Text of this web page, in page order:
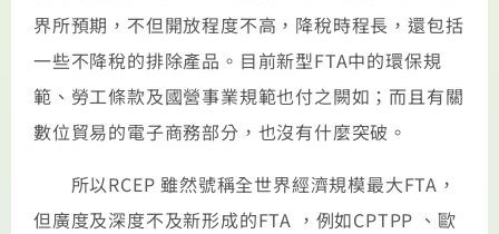
界所預期，不但開放程度不高，降稅時程長，還包括
一些不降稅的排除產品。目前新型FTA中的環保規
範、勞工條款及國營事業規範也付之闕如；而且有關
數位貿易的電子商務部分，也沒有什麼突破。
所以RCEP 雖然號稱全世界經濟規模最大FTA，
但廣度及深度不及新形成的FTA ，例如CPTPP 、歐